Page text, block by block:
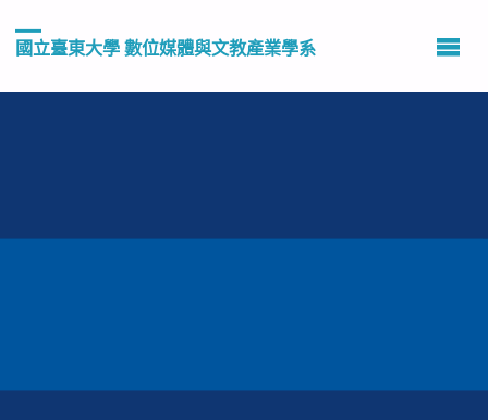
國立臺東大學 數位媒體與文教產業學系